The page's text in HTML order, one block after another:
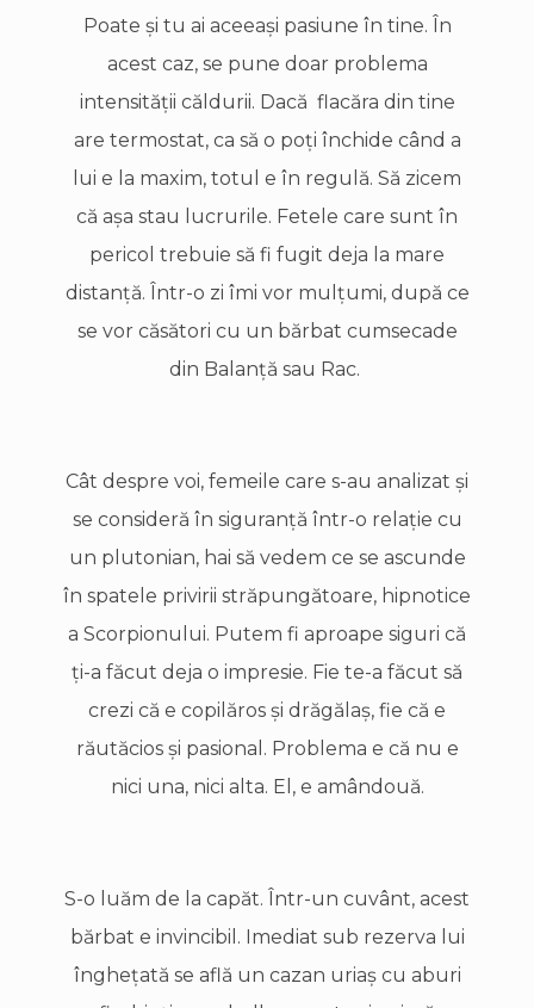
Poate şi tu ai aceeaşi pasiune în tine. În
acest caz, se pune doar problema
intensităţii căldurii. Dacă flacăra din tine
are termostat, ca să o poţi închide când a
lui e la maxim, totul e în regulă. Să zicem
că aşa stau lucrurile. Fetele care sunt în
pericol trebuie să fi fugit deja la mare
distanţă. Într-o zi îmi vor mulţumi, după ce
se vor căsători cu un bărbat cumsecade
din Balanţă sau Rac.
Cât despre voi, femeile care s-au analizat şi
se consideră în siguranţă într-o relaţie cu
un plutonian, hai să vedem ce se ascunde
în spatele privirii străpungătoare, hipnotice
a Scorpionului. Putem fi aproape siguri că
ţi-a făcut deja o impresie. Fie te-a făcut să
crezi că e copilăros şi drăgălaş, fie că e
răutăcios şi pasional. Problema e că nu e
nici una, nici alta. El, e amândouă.
S-o luăm de la capăt. Într-un cuvânt, acest
bărbat e invincibil. Imediat sub rezerva lui
îngheţată se află un cazan uriaş cu aburi